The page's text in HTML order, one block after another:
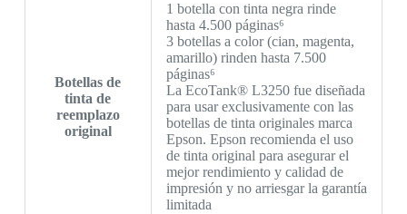
Botellas de
tinta de
reemplazo
original
1 botella con tinta negra rinde
hasta 4.500 páginas⁶
3 botellas a color (cian, magenta,
amarillo) rinden hasta 7.500
páginas⁶
La EcoTank® L3250 fue diseñada
para usar exclusivamente con las
botellas de tinta originales marca
Epson. Epson recomienda el uso
de tinta original para asegurar el
mejor rendimiento y calidad de
impresión y no arriesgar la garantía
limitada